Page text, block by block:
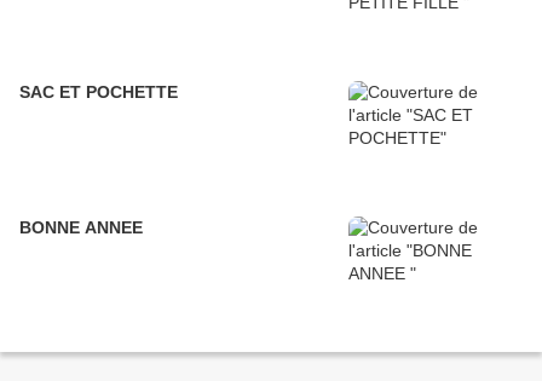
SAC ET POCHETTE
BONNE ANNEE